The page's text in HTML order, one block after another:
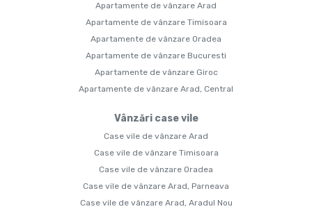
Apartamente de vânzare Arad
Apartamente de vânzare Timisoara
Apartamente de vânzare Oradea
Apartamente de vânzare Bucuresti
Apartamente de vânzare Giroc
Apartamente de vânzare Arad, Central
Vânzări case vile
Case vile de vânzare Arad
Case vile de vânzare Timisoara
Case vile de vânzare Oradea
Case vile de vânzare Arad, Parneava
Case vile de vânzare Arad, Aradul Nou